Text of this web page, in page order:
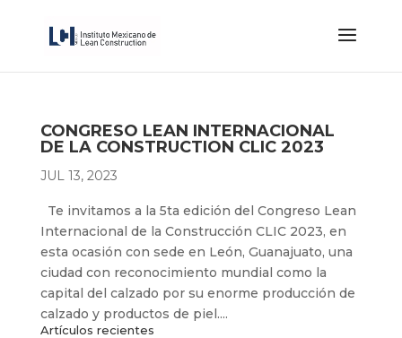
CONGRESO LEAN INTERNACIONAL
DE LA CONSTRUCTION CLIC 2023
JUL 13, 2023
Te invitamos a la 5ta edición del Congreso Lean
Internacional de la Construcción CLIC 2023, en
esta ocasión con sede en León, Guanajuato, una
ciudad con reconocimiento mundial como la
capital del calzado por su enorme producción de
calzado y productos de piel....
Artículos recientes